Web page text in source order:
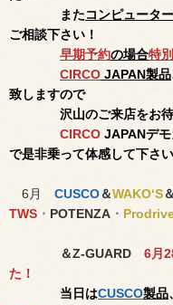
またコンピュータ
ご相談下さい！
早期予約の場合特
CIRCO JAPAN製品
致しますので
沢山のご来店をお待
CIRCO JAPANデ
で是非乗って体感して下さい
6月 CUSCO＆WAKO‘S
TWS ・ POTENZA ・
＆Z-GUARD 6月
た！
当日はCUSCO製品、